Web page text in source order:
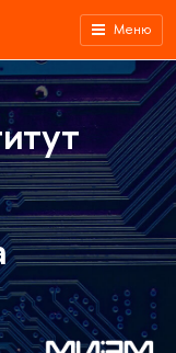
Меню